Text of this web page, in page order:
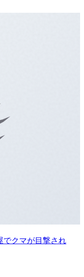
でクマが目撃され